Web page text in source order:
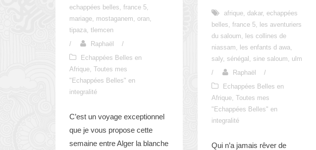
echappées belles france 5
mariage mostaganem oran
tipaza tlemcen
/
Raphaël
/
Echappées Belles en
Afrique Toutes mes
"Echappées Belles" en
integralité
C’est un voyage exceptionnel
que je vous propose cette
semaine entre Alger la blanche
afrique dakar, echappées
belles
france 5
les aventuriers
du saloum
les collines de
niassam
les enfants d awa
saly sénégal sine saloum
ulm
/
Raphaël
/
Echappées Belles en
Afrique Toutes mes
"Echappées Belles" en
integralité
Qui n’a jamais rêver de